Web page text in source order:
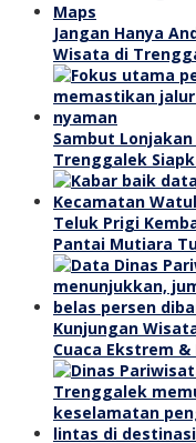
Jangan Hanya
Wisata di
Sambut
Trenggalek
Teluk Prigi
Pantai Mutiara
Kunjungan
Cuaca Ekstrem &